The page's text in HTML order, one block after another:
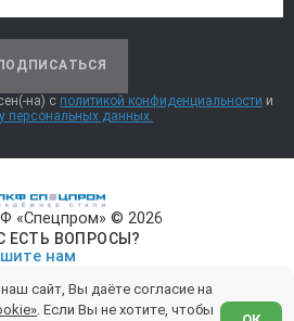
на) с политикой конфиденциальности и
персональных данных.
«Спецпром» © 2026
ЕСТЬ ВОПРОСЫ?
нам
конфиденциальности
сайт, Вы даёте согласие на
. Если Вы не хотите, чтобы